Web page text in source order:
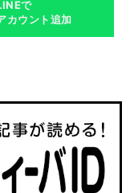
で
カウント追加